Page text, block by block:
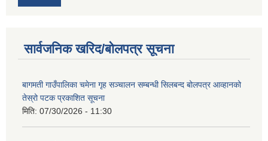
सार्वजनिक खरिद/बोलपत्र सूचना
बागमती गाउँपालिका चमेना गृह सञ्चालन सम्बन्धी सिलबन्द बोलपत्र आव्हानको
तेस्रो पटक प्रकाशित सूचना
मिति: 07/30/2026 - 11:30